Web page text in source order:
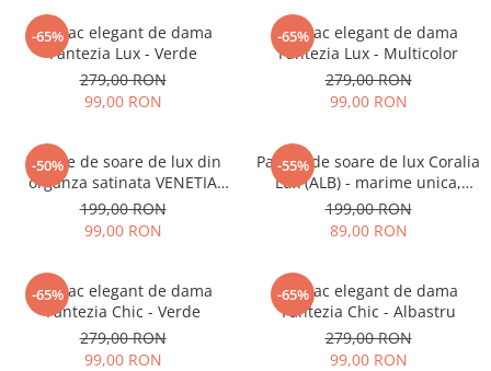
-65%
Rucsac elegant de dama
Fantezia Lux - Verde
279,00 RON
99,00 RON
-65%
Rucsac elegant de dama
Fantezia Lux - Multicolor
279,00 RON
99,00 RON
-50%
Palarie de soare de lux din
organza satinata VENETIA
CHIC (MOV+ARAMIU) - marime
unica, reglabila
199,00 RON
99,00 RON
-55%
Palarie de soare de lux Coralia
Lux (ALB) - marime unica,
reglabila
199,00 RON
89,00 RON
-65%
Rucsac elegant de dama
Fantezia Chic - Verde
279,00 RON
99,00 RON
-65%
Rucsac elegant de dama
Fantezia Chic - Albastru
279,00 RON
99,00 RON